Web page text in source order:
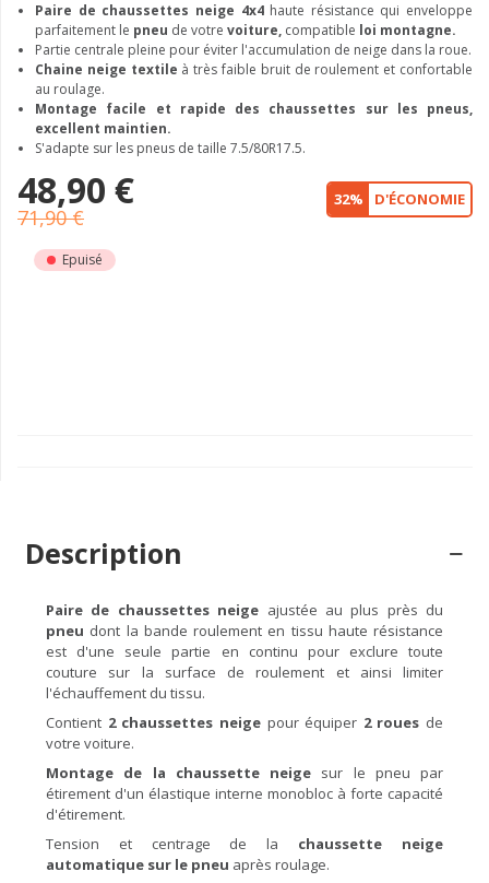
Paire de chaussettes neige 4x4haute résistance qui enveloppe
parfaitement le pneu de votre voiture, compatible loi montagne.
Partie centrale pleine pour éviter l'accumulation de neige dans la roue.
Chaine neige textile à très faible bruit de roulement et confortable
au roulage.
Montage facile et rapide des chaussettes sur les pneus,
excellent maintien.
S'adapte sur les pneus de taille 7.5/80R17.5.
48,90 €
71,90 €
32% D'ÉCONOMIE
Epuisé
Description
Paire de chaussettes neige ajustée au plus près du
pneu dont la bande roulement en tissu haute résistance
est d'une seule partie en continu pour exclure toute
couture sur la surface de roulement et ainsi limiter
l'échauffement du tissu.
Contient 2 chaussettes neigepour équiper 2 roues de
votre voiture.
Montage de la chaussette neige sur le pneu par
étirement d'un élastique interne monobloc à forte capacité
d'étirement.
Tension et centrage de la chaussette neige
automatique sur le pneu après roulage.